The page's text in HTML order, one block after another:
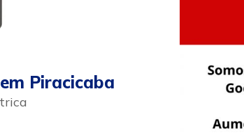
Piracicaba